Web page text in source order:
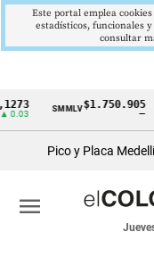
Cintillo
económicos
Colombia
SMMLV $1.750.905
Pico y Placa
menu
Este portal emplea
estadísticos, funcionales
consultar